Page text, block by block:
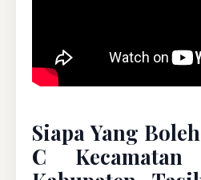
Siapa Yang
C Kecamatan